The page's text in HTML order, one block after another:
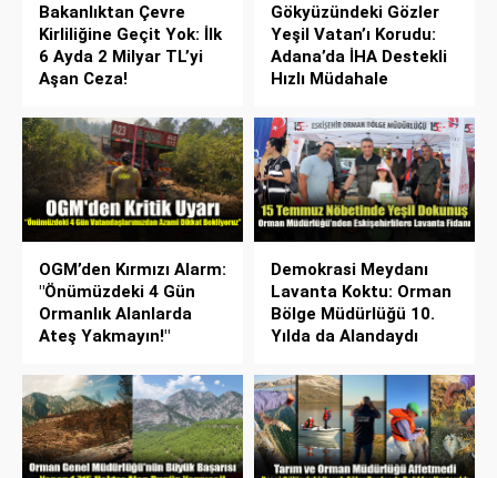
Bakanlıktan Çevre
Kirliliğine Geçit Yok: İlk
6 Ayda 2 Milyar TL’yi
Aşan Ceza!
Gökyüzündeki Gözler
Yeşil Vatan’ı Korudu:
Adana’da İHA Destekli
Hızlı Müdahale
OGM’den Kırmızı Alarm:
"Önümüzdeki 4 Gün
Ormanlık Alanlarda
Ateş Yakmayın!"
Demokrasi Meydanı
Lavanta Koktu: Orman
Bölge Müdürlüğü 10.
Yılda da Alandaydı